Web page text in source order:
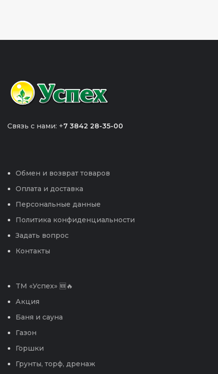
Связь с нами: +7 3842 28-35-00
Обмен и возврат товаров
Оплата и доставка
Персональные данные
Политика конфиденциальности
Задать вопрос
Контакты
TM «Успех» 🆕🔥
Акция
Баня и сауна
Газон
Горшки
Грунты, торф, дренаж